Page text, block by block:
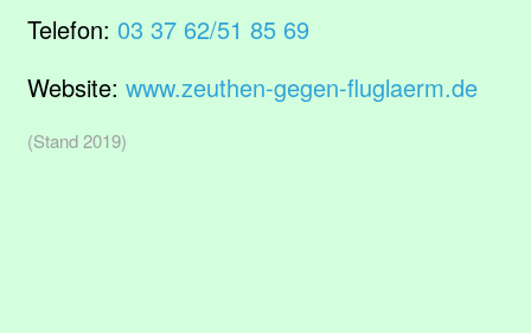
Telefon: 03 37 62/51 85 69
Website: www.zeuthen-gegen-fluglaerm.de
(Stand 2019)